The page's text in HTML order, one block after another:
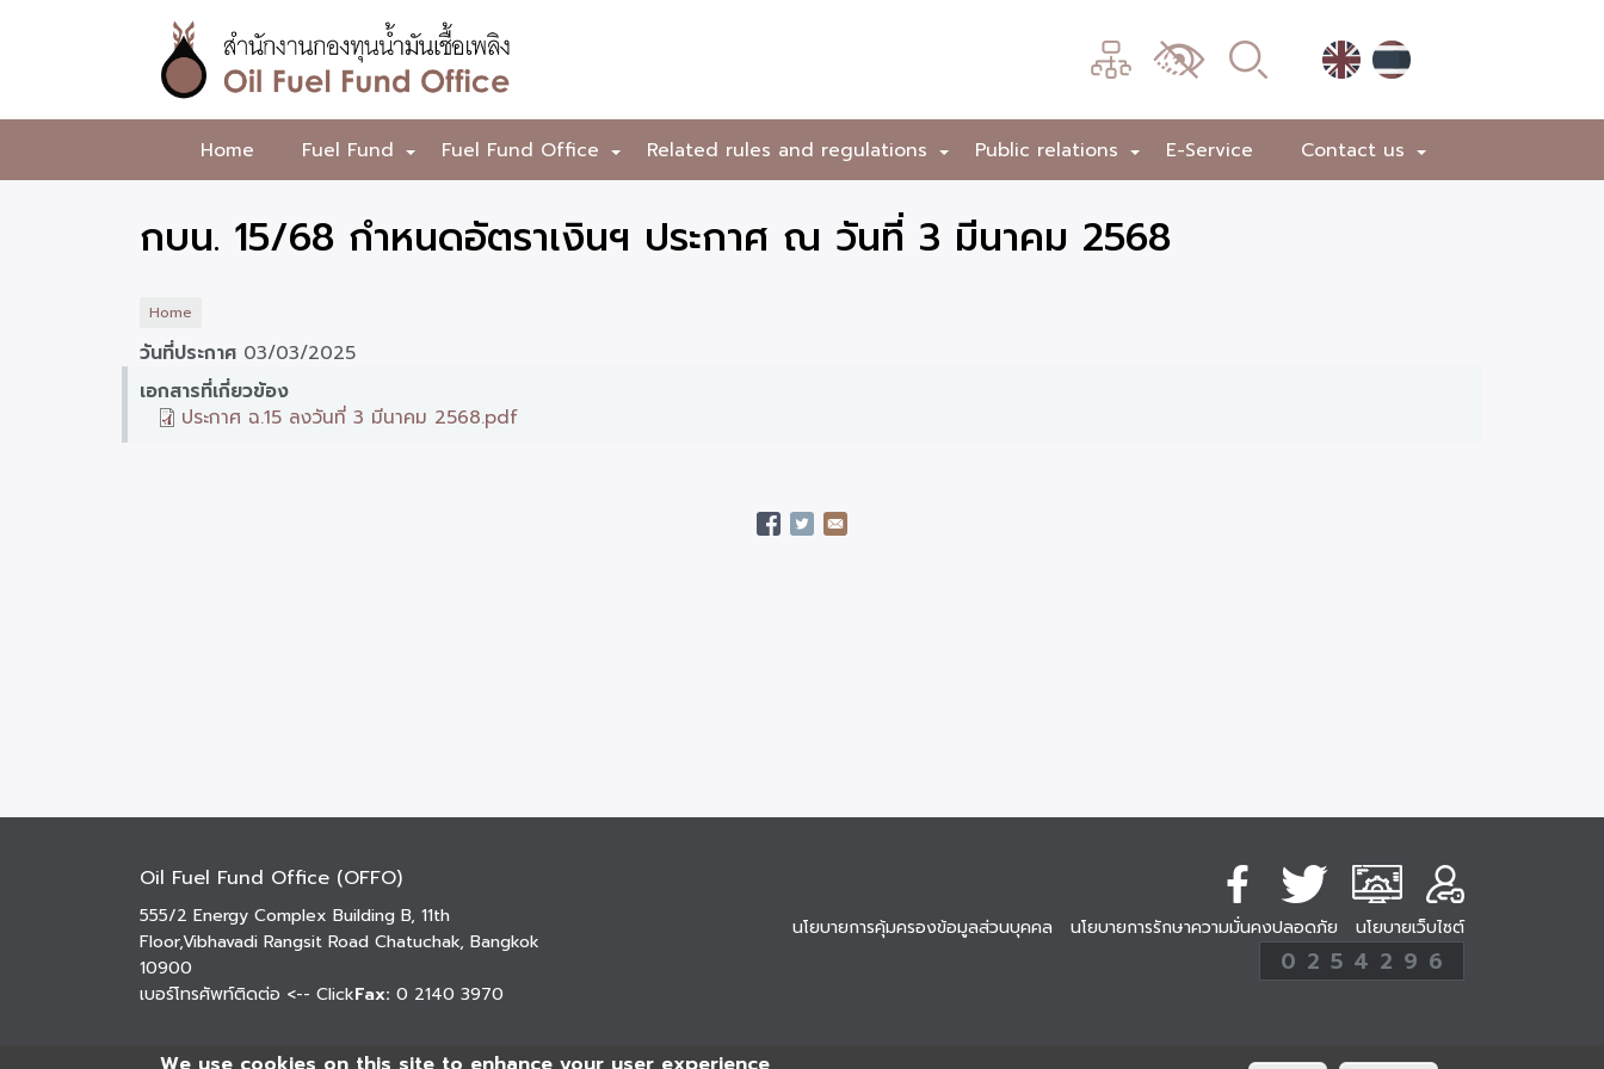
สำนักงาน
กองทุน
น้ำมัน
เพลิง
เมนู
เปลี่ยน
ผล
Home +
Fuel Fund +
Fuel Fund Office +
Related rules and regulations +
Public relations E-Service +
Contact us
กบน. 15/68 กำหนดอัตราเงินฯ ประกาศ ณ วันที่ 3 มีนาคม 2568
Home
วันที่ประกาศ 03/03/2025
เอกสารที่เกี่ยวข้อง
ประกาศ ฉ.15 ลงวันที่ 3 มีนาคม 2568.pdf
Oil Fuel Fund Office (OFFO)
555/2 Energy Complex Building B, 11th
Floor,Vibhavadi Rangsit Road Chatuchak, Bangkok
10900
เบอร์โทรศัพท์ติดต่อ <-- ClickFax: 0 2140 3970
นโยบายการคุ้มครองข้อมูลส่วนบุคคล นโยบายการรักษาความมั่นคงปลอดภัย นโยบายเว็บไซต์
254296
ครั้ง
0 2 5 4 2 9 6